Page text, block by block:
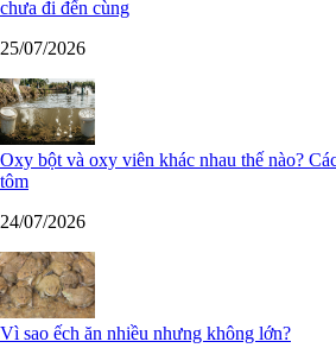
chưa đi đến cùng
25/07/2026
Oxy bột và oxy viên khác nhau thế nào?
tôm
24/07/2026
Vì sao ếch ăn nhiều nhưng không lớn?